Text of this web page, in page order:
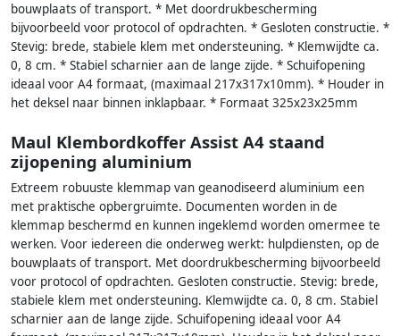
bouwplaats of transport. * Met doordrukbescherming
bijvoorbeeld voor protocol of opdrachten. * Gesloten constructie. *
Stevig: brede, stabiele klem met ondersteuning. * Klemwijdte ca.
0, 8 cm. * Stabiel scharnier aan de lange zijde. * Schuifopening
ideaal voor A4 formaat, (maximaal 217x317x10mm). * Houder in
het deksel naar binnen inklapbaar. * Formaat 325x23x25mm
Maul Klembordkoffer Assist A4 staand
zijopening aluminium
Extreem robuuste klemmap van geanodiseerd aluminium een
met praktische opbergruimte. Documenten worden in de
klemmap beschermd en kunnen ingeklemd worden omermee te
werken. Voor iedereen die onderweg werkt: hulpdiensten, op de
bouwplaats of transport. Met doordrukbescherming bijvoorbeeld
voor protocol of opdrachten. Gesloten constructie. Stevig: brede,
stabiele klem met ondersteuning. Klemwijdte ca. 0, 8 cm. Stabiel
scharnier aan de lange zijde. Schuifopening ideaal voor A4